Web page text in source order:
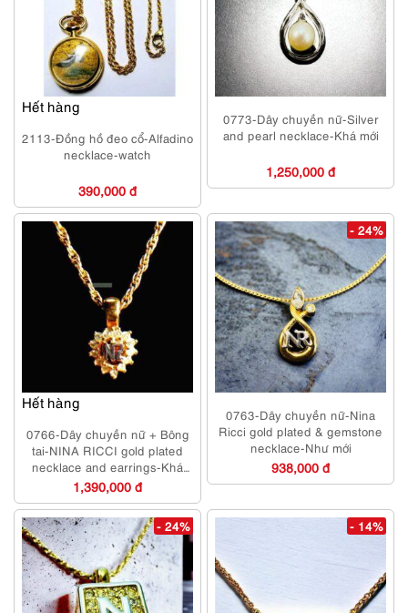
Hết hàng
2113-Đồng hồ đeo cổ-Alfadino
necklace-watch
390,000 đ
0773-Dây chuyền nữ-Silver
and pearl necklace-Khá mới
1,250,000 đ
Hết hàng
0766-Dây chuyền nữ + Bông
tai-NINA RICCI gold plated
necklace and earrings-Khá
mới
1,390,000 đ
- 24%
0763-Dây chuyền nữ-Nina
Ricci gold plated & gemstone
necklace-Như mới
938,000 đ
- 24% - 14%